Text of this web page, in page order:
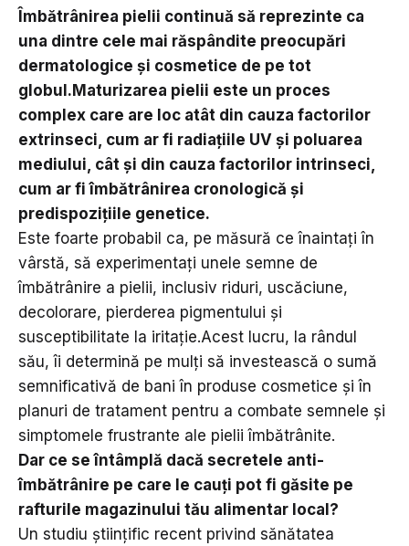
Îmbătrânirea pielii continuă să reprezinte ca
una dintre cele mai răspândite preocupări
dermatologice și cosmetice de pe tot
globul.Maturizarea pielii este un proces
complex care are loc atât din cauza factorilor
extrinseci, cum ar fi radiațiile UV și poluarea
mediului, cât și din cauza factorilor intrinseci,
cum ar fi îmbătrânirea cronologică și
predispozițiile genetice.
Este foarte probabil ca, pe măsură ce înaintați în
vârstă, să experimentați unele semne de
îmbătrânire a pielii, inclusiv riduri, uscăciune,
decolorare, pierderea pigmentului și
susceptibilitate la iritație.Acest lucru, la rândul
său, îi determină pe mulți să investească o sumă
semnificativă de bani în produse cosmetice și în
planuri de tratament pentru a combate semnele și
simptomele frustrante ale pielii îmbătrânite.
Dar ce se întâmplă dacă secretele anti-
îmbătrânire pe care le cauți pot fi găsite pe
rafturile magazinului tău alimentar local?
Un studiu științific recent privind sănătatea